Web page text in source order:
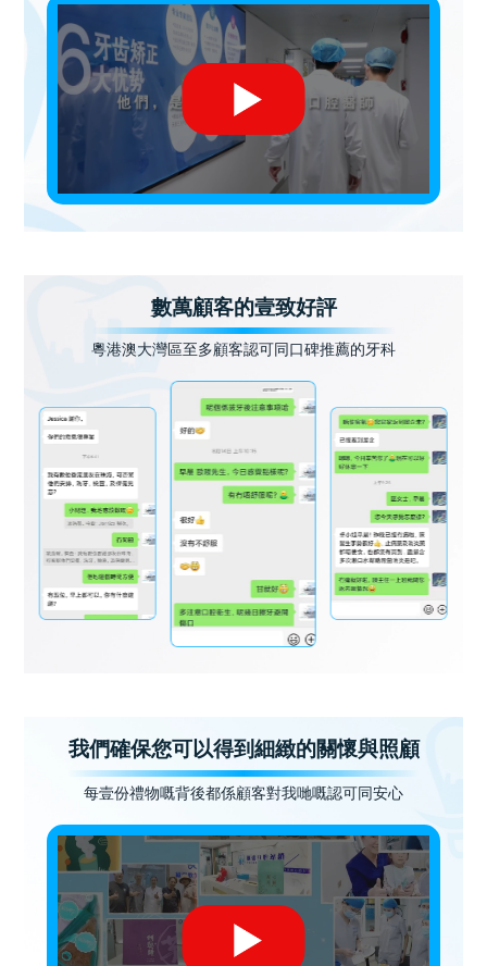
數萬顧客的壹致好評
粵港澳大灣區至多顧客認可同口碑推薦的牙科
我們確保您可以得到細緻的關懷與照顧
每壹份禮物嘅背後都係顧客對我哋嘅認可同安心